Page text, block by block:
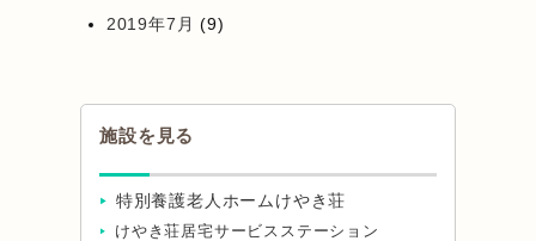
2019年7月 (9)
施設を見る
特別養護老人ホームけやき荘
けやき荘居宅サービスステーション